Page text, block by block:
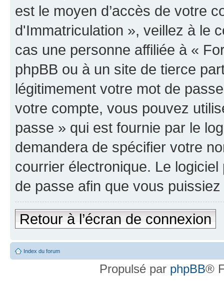
est le moyen d’accès de votre
d'Immatriculation », veillez à le
cas une personne affiliée à «
phpBB ou à un site de tierce
légitimement votre mot de
votre compte, vous pouvez
passe » qui est fournie par le
demandera de spécifier votre
courrier électronique. Le
de passe afin que vous
Retour à l’écran de connexion
Index du forum
Propulsé par phpBB®